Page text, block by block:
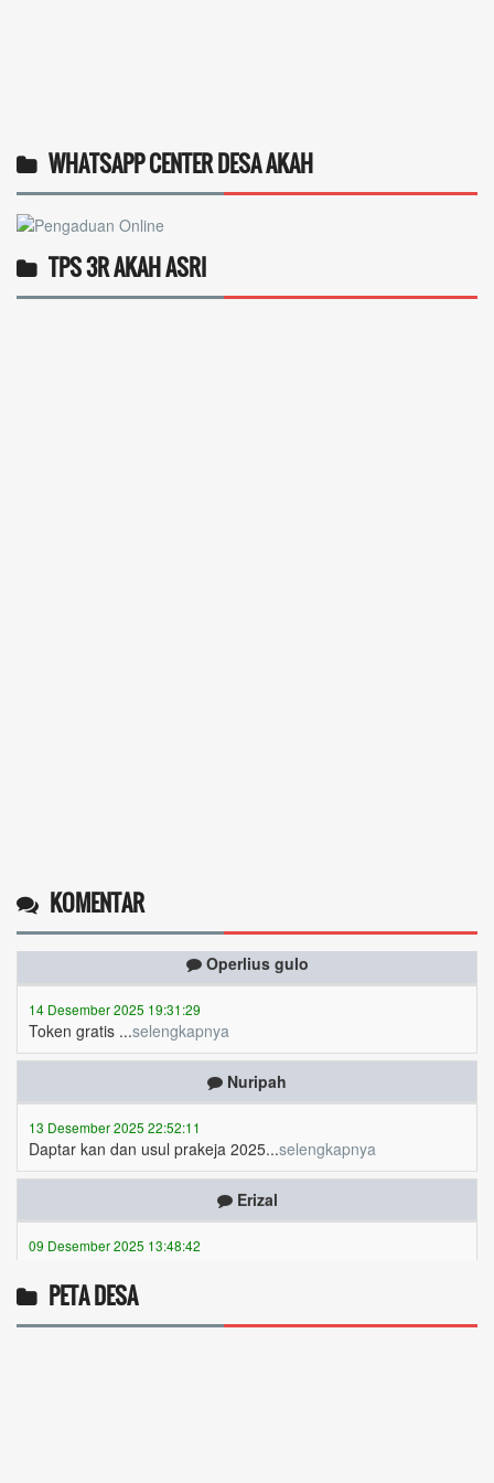
WHATSAPP CENTER DESA AKAH
TPS 3R AKAH ASRI
KOMENTAR
14 Desember 2025 19:31:29
selengkapnya
Nuripah
Daptar kan dan usul prakeja 2025...
Erizal
selengkapnya
Pulsa gratis ...selengkapnya
PETA DESA